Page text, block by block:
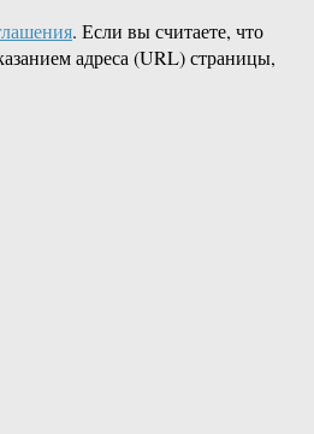
. Если вы считаете, что
адреса (URL) страницы,